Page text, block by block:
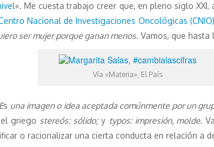
«. Me cuesta trabajo creer que, en pleno siglo
Nacional de Investigaciones Oncológicas (CNIO)
ser mujer porque ganan menos. Vamos, que
Vía «Materia», El País
Es una imagen o idea aceptada comúnmente por un
griego stereós: sólido;y typos: impresión, molde.
o racionalizar una cierta conducta en relación a